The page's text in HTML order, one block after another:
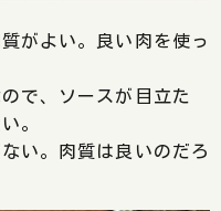
がよい。良い肉を使っ
で、ソースが目立た
。
い。肉質は良いのだろ